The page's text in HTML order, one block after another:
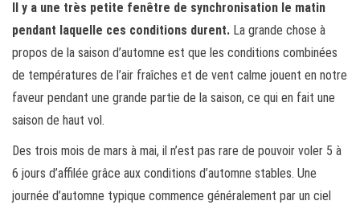
Il y a une très petite fenêtre de synchronisation le matin
pendant laquelle ces conditions durent. La grande chose à
propos de la saison d’automne est que les conditions combinées
de températures de l’air fraîches et de vent calme jouent en notre
faveur pendant une grande partie de la saison, ce qui en fait une
saison de haut vol.
Des trois mois de mars à mai, il n’est pas rare de pouvoir voler 5 à
6 jours d’affilée grâce aux conditions d’automne stables. Une
journée d’automne typique commence généralement par un ciel